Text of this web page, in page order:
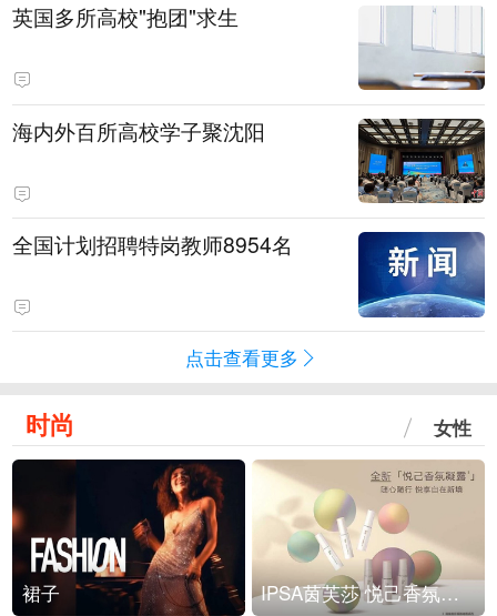
英国多所高校"抱团"求生
海内外百所高校学子聚沈阳
全国计划招聘特岗教师8954名
点击查看更多
时尚 女性
裙子 IPSA茵芙莎 悦己香氛凝露上市